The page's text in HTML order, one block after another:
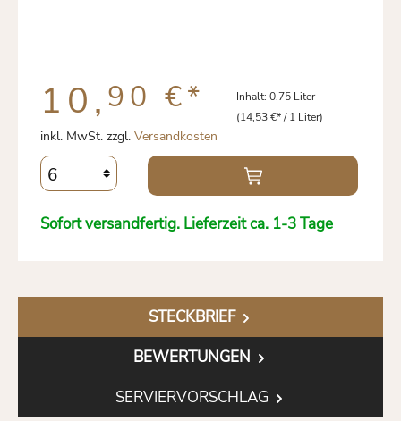
10, 90 €* Inhalt: 0.75 Liter
(14,53 €* / 1 Liter)
inkl. MwSt. zzgl. Versandkosten
Sofort versandfertig. Lieferzeit ca. 1-3 Tage
STECKBRIEF
BEWERTUNGEN
SERVIERVORSCHLAG